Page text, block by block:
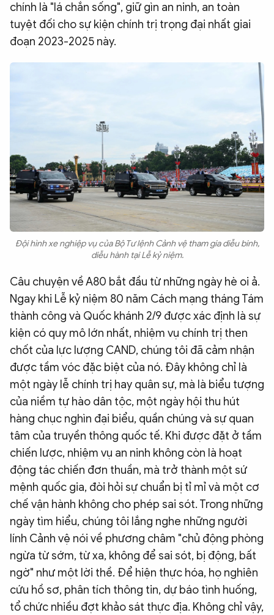
Video Ảnh
Infographic
chính là "lá chắn sống", giữ gìn an ninh, an toàn
tuyệt đối cho sự kiện chính trị trọng đại nhất giai
đoạn 2023-2025 này.
Đội hình xe nghiệp vụ của Bộ Tư lệnh Cảnh vệ tham gia diễu binh,
diễu hành tại Lễ kỷ niệm.
Câu chuyện về A80 bắt đầu từ những ngày hè oi ả.
Ngay khi Lễ kỷ niệm 80 năm Cách mạng tháng Tám
thành công và Quốc khánh 2/9 được xác định là sự
kiện có quy mô lớn nhất, nhiệm vụ chính trị then
chốt của lực lượng CAND, chúng tôi đã cảm nhận
được tầm vóc đặc biệt của nó. Đây không chỉ là
một ngày lễ chính trị hay quân sự, mà là biểu tượng
của niềm tự hào dân tộc, một ngày hội thu hút
hàng chục nghìn đại biểu, quần chúng và sự quan
tâm của truyền thông quốc tế. Khi được đặt ở tầm
chiến lược, nhiệm vụ an ninh không còn là hoạt
động tác chiến đơn thuần, mà trở thành một sứ
mệnh quốc gia, đòi hỏi sự chuẩn bị tỉ mỉ và một cơ
chế vận hành không cho phép sai sót. Trong những
ngày tìm hiểu, chúng tôi lắng nghe những người
lính Cảnh vệ nói về phương châm "chủ động phòng
ngừa từ sớm, từ xa, không để sai sót, bị động, bất
ngờ" như một lời thề. Để hiện thực hóa, họ nghiên
cứu hồ sơ, phân tích thông tin, dự báo tình huống,
tổ chức nhiều đợt khảo sát thực địa. Không chỉ vậy,